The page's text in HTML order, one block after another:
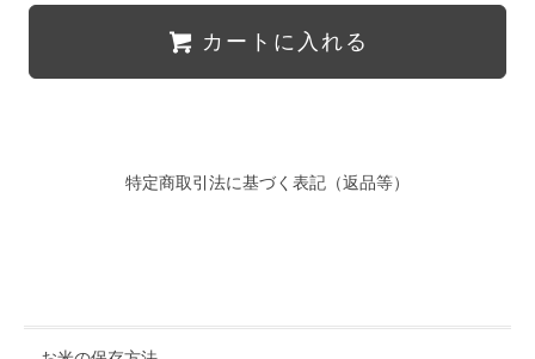
カートに入れる
特定商取引法に基づく表記（返品等）